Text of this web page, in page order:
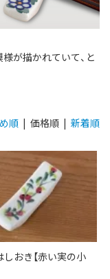
が描かれていて、と
順 | 価格順 | 新着順
しおき【赤い実の小